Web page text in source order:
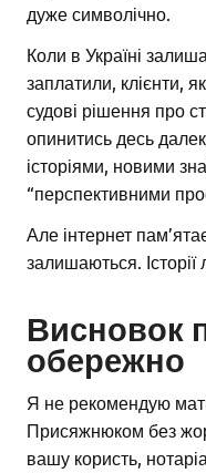
дуже символічно.
Коли в Україні
заплатили, клієнти,
судові рішення про
опинитись десь
історіями, новими
“перспективними
Але інтернет
залишаються.
Висновок
обережно
Я не рекомендую
Присяжнюком без
вашу користь,